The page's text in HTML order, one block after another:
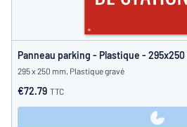
Panneau parking - Plastique -
295 x 250 mm, Plastique gravé
€72.79 TTC